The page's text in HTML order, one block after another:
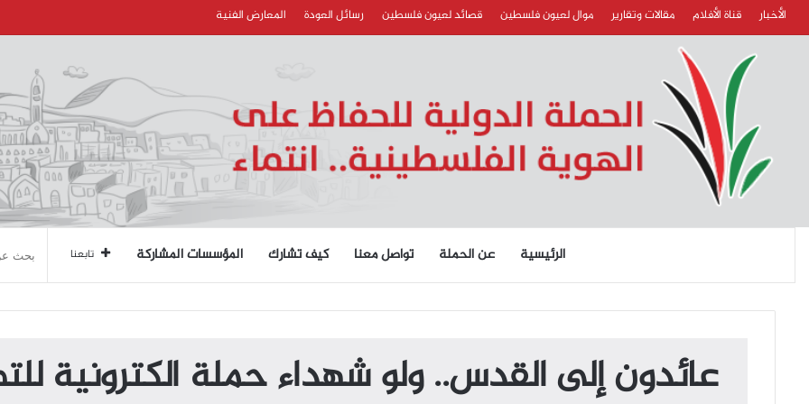
الأخبار قناة الأفلام مقالات وتقارير موال لعيون فلسطين قصائد لعيون فلسطين رسائل العودة المعارض الفنية
الرئيسية عن الحملة تواصل معنا كيف تشارك المؤسسات المشاركة تابعنا
عائدون إلى القدس.. ولو شهداء حملة الكترونية